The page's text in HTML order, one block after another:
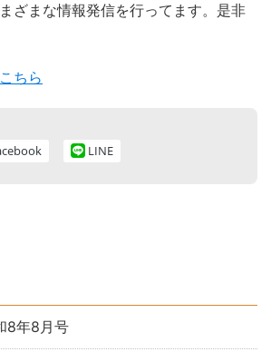
ざまな情報発信を行ってます。是非
こちら
LINE
8年8月号